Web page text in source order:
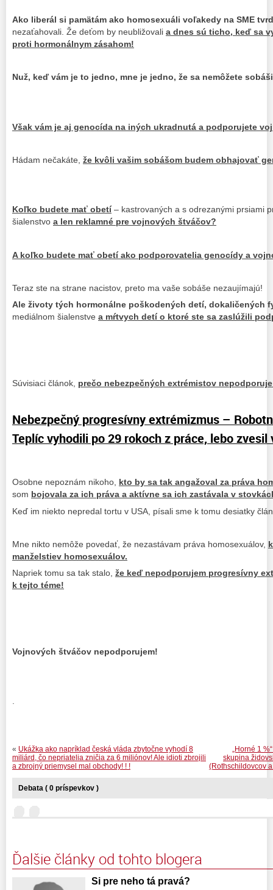
Ako liberál si pamätám ako homosexuáli voľakedy na SME
nezaťahovali. Že deťom by neubližovali a dnes sú ticho, keď sa
proti hormonálnym zásahom!
Nuž, keď vám je to jedno, mne je jedno, že sa nemôžete
Však vám je aj genocída na iných ukradnutá a podporujete
Hádam nečakáte, že kvôli vašim sobášom budem obhajovať
Koľko budete mať obetí– kastrovaných a s odrezanými prsiami
šialenstvo a len reklamné pre vojnových štváčov?
A koľko budete mať obetí ako podporovatelia genocídy a
Teraz ste na strane nacistov, preto ma vaše sobáše nezaujímajú!
Ale životy tých hormonálne poškodených detí, dokaličených
mediálnom šialenstve a mŕtvych detí o ktoré ste sa zaslúžili
Súvisiaci článok, prečo nebezpečných extrémistov
Nebezpečný progresívny extrémizmus –
Teplíc vyhodili po 29 rokoch z práce, lebo zvesil
Osobne nepoznám nikoho, kto by sa tak angažoval za práva
som bojovala za ich práva a aktívne sa ich zastávala v
Keď im niekto nepredal tortu v USA, písali sme k tomu desiatky
Mne nikto nemôže povedať, že nezastávam práva homosexuálov,
manželstiev homosexuálov.
Napriek tomu sa tak stalo, že keď nepodporujem progresívny
k tejto téme!
Vojnových štváčov nepodporujem!
„Horné 1
skupina
(Rothschildovcov
« Ukážka ako napríklad česká vláda zbytočne vyhodí 8
miliárd, čo nepriatelia zničia za 6 miliónov! Ale idioti zbrojili
a zbrojný priemysel mal obchody! ! !
Debata ( 0 príspevkov )
Ďalšie články od tohto blogera
Si pre neho tá pravá?